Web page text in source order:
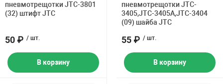
пневмотрещотки JTC-3801
(32) штифт JTC
50 ₽ / шт.
В корзину
пневмотрещотки JTC-
3405,JTC-3405A,JTC-3404
(09) шайба JTC
55 ₽ / шт.
В корзину